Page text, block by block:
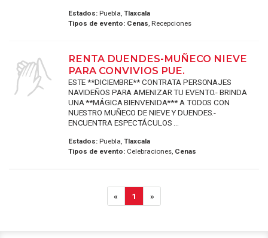
Estados:Puebla, Tlaxcala
Tipos de evento: Cenas, Recepciones
RENTA DUENDES-MUÑECO NIEVE
PARA CONVIVIOS PUE.
ESTE **DICIEMBRE** CONTRATA PERSONAJES
NAVIDEÑOS PARA AMENIZAR TU EVENTO.- BRINDA
UNA **MÁGICA BIENVENIDA*** A TODOS CON
NUESTRO MUÑECO DE NIEVE Y DUENDES.-
ENCUENTRA ESPECTÁCULOS ...
Estados:Puebla, Tlaxcala
Tipos de evento:Celebraciones, Cenas
« 1 »